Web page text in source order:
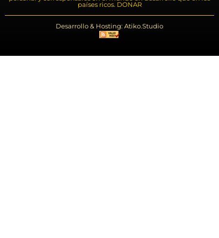
países ricos. DONAR
Desarrollo & Hosting: Atiko.Studio